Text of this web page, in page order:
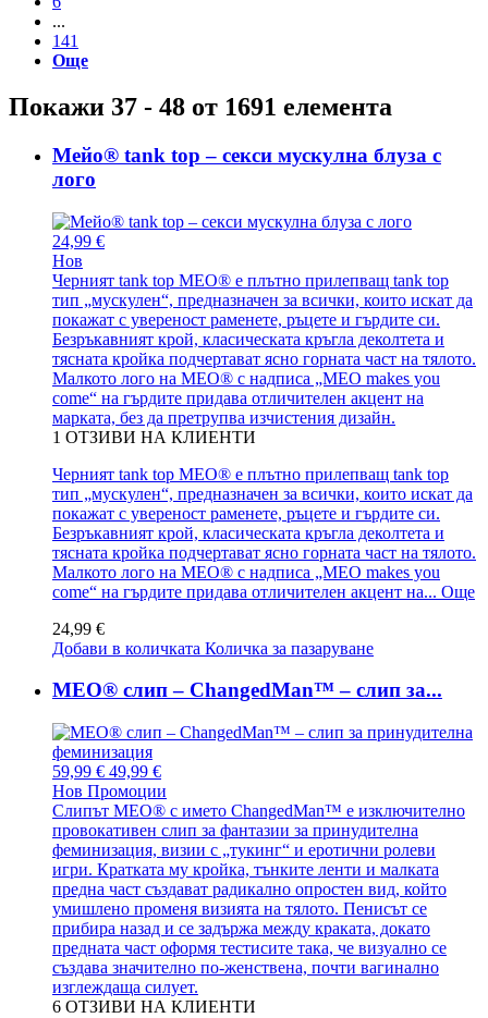
...
141
Още
Покажи 37 - 48 от 1691 елемента
Мейо® tank top – секси мускулна блуза с
лого
24,99 €
Нов
Черният tank top MEO® е плътно прилепващ tank top
тип „мускулен“, предназначен за всички, които искат да
покажат с увереност раменете, ръцете и гърдите си.
Безръкавният крой, класическата кръгла деколтета и
тясната кройка подчертават ясно горната част на тялото.
Малкото лого на MEO® с надписа „MEO makes you
come“ на гърдите придава отличителен акцент на
марката, без да претрупва изчистения дизайн.
1 ОТЗИВИ НА КЛИЕНТИ
Черният tank top MEO® е плътно прилепващ tank top
тип „мускулен“, предназначен за всички, които искат да
покажат с увереност раменете, ръцете и гърдите си.
Безръкавният крой, класическата кръгла деколтета и
тясната кройка подчертават ясно горната част на тялото.
Малкото лого на MEO® с надписа „MEO makes you
come“ на гърдите придава отличителен акцент на... Още
24,99 €
Добави в количката Количка за пазаруване
MEO® слип – ChangedMan™ – слип за...
59,99 € 49,99 €
Нов Промоции
Слипът MEO® с името ChangedMan™ е изключително
провокативен слип за фантазии за принудителна
феминизация, визии с „тукинг“ и еротични ролеви
игри. Кратката му кройка, тънките ленти и малката
предна част създават радикално опростен вид, който
умишлено променя визията на тялото. Пенисът се
прибира назад и се задържа между краката, докато
предната част оформя тестисите така, че визуално се
създава значително по-женствена, почти вагинално
изглеждаща силует.
6 ОТЗИВИ НА КЛИЕНТИ